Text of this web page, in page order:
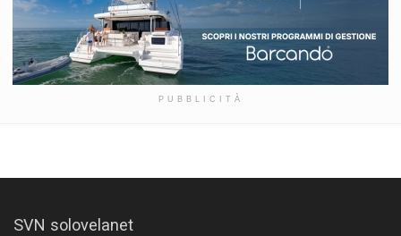
PUBBLICITÀ
SVN solovelanet